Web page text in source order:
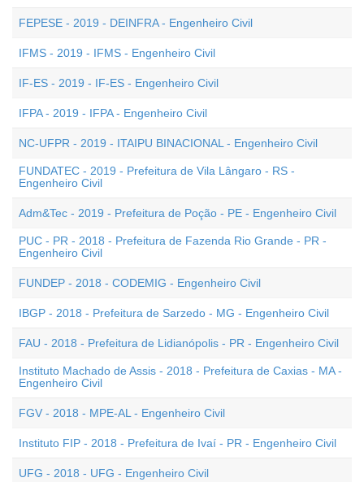
FEPESE - 2019 - DEINFRA - Engenheiro Civil
IFMS - 2019 - IFMS - Engenheiro Civil
IF-ES - 2019 - IF-ES - Engenheiro Civil
IFPA - 2019 - IFPA - Engenheiro Civil
NC-UFPR - 2019 - ITAIPU BINACIONAL - Engenheiro Civil
FUNDATEC - 2019 - Prefeitura de Vila Lângaro - RS -
Engenheiro Civil
Adm&Tec - 2019 - Prefeitura de Poção - PE - Engenheiro Civil
PUC - PR - 2018 - Prefeitura de Fazenda Rio Grande - PR -
Engenheiro Civil
FUNDEP - 2018 - CODEMIG - Engenheiro Civil
IBGP - 2018 - Prefeitura de Sarzedo - MG - Engenheiro Civil
FAU - 2018 - Prefeitura de Lidianópolis - PR - Engenheiro Civil
Instituto Machado de Assis - 2018 - Prefeitura de Caxias - MA -
Engenheiro Civil
FGV - 2018 - MPE-AL - Engenheiro Civil
Instituto FIP - 2018 - Prefeitura de Ivaí - PR - Engenheiro Civil
UFG - 2018 - UFG - Engenheiro Civil